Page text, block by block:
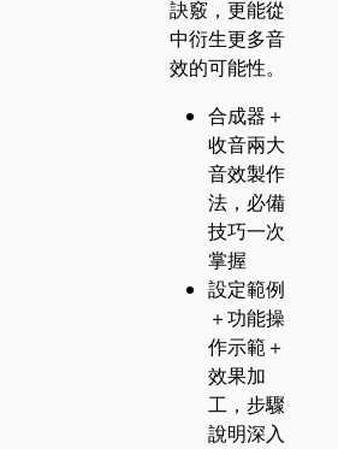
訣竅，更能從
中衍生更多音
效的可能性。
合成器＋
收音兩大
音效製作
法，必備
技巧一次
掌握
設定範例
＋功能操
作示範＋
效果加
工，步驟
說明深入